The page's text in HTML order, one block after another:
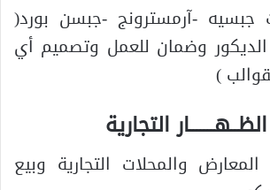
جبسيه -آرمسترونج -جبسن بورد(
وضمان للعمل وتصميم أي
)
والمحلات التجارية وبيع